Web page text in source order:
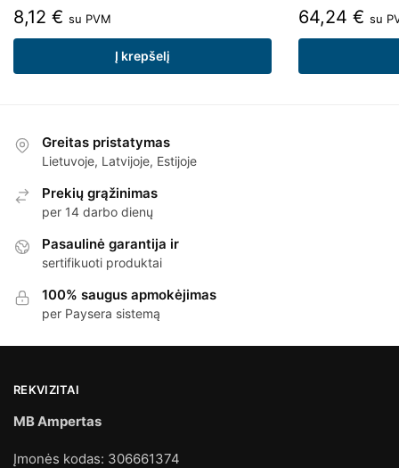
8,12 € su PVM
Į krepšelį
64,24 € su
Greitas pristatymas
Lietuvoje, Latvijoje, Estijoje
Prekių grąžinimas
per 14 darbo dienų
Pasaulinė garantija ir
sertifikuoti produktai
100% saugus apmokėjimas
per Paysera sistemą
REKVIZITAI
MB Ampertas
Įmonės kodas: 306661374